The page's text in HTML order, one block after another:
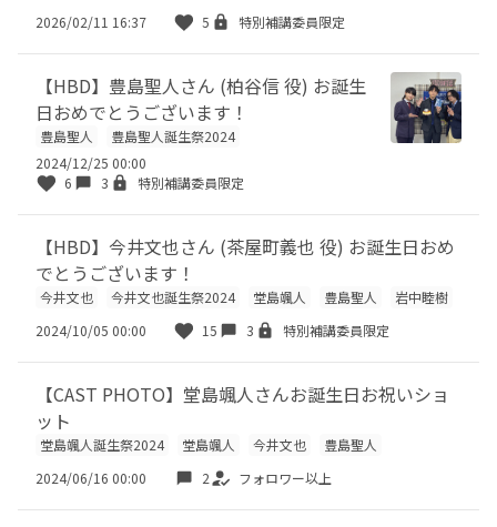
2026/02/11 16:37
5 特別補講委員限定
【HBD】豊島聖人さん (柏谷信 役) お誕生
日おめでとうございます！
豊島聖人
豊島聖人誕生祭2024
2024/12/25 00:00
6
3 特別補講委員限定
【HBD】今井文也さん (茶屋町義也 役) お誕生日おめ
でとうございます！
今井文也 今井文也誕生祭2024 堂島颯人 豊島聖人
岩中睦樹
2024/10/05 00:00
15 3 特別補講委員限定
【CAST PHOTO】堂島颯人さんお誕生日お祝いショ
ット
堂島颯人誕生祭2024 堂島颯人 今井文也
豊島聖人
2024/06/16 00:00
2 フォロワー以上